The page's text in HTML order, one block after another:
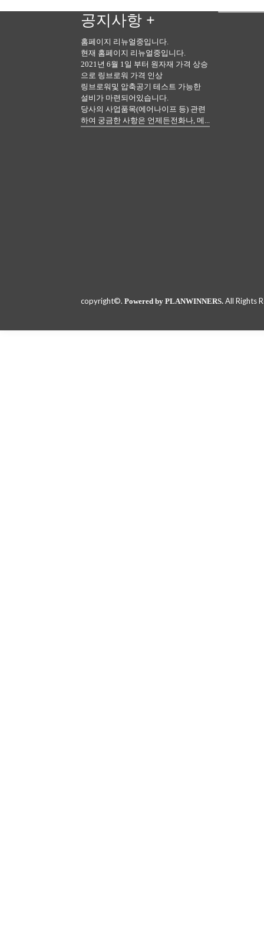
공지사항 +
홈페이지 리뉴얼중입니다.
현재 홈페이지 리뉴얼중입니다.
2021년 6월 1일 부터 원자재 가격 상승
으로 링브로워 가격 인상
링브로워및 압축공기 테스트 가능한
설비가 마련되어있습니다.
당사의 사업품목(에어나이프 등) 관련
하여 궁금한 사항은 언제든전화나, 메...
copyright©. Powered by PLANWINNERS. All Rights